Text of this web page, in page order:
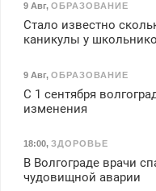
9 Авг, ОБРАЗОВАНИЕ
Стало известно
каникулы у
9 Авг, ОБРАЗОВАНИЕ
С 1 сентября
изменения
18:00, ЗДОРОВЬЕ
В Волгограде врачи
чудовищной аварии